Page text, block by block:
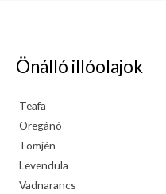
Önálló illóolajok
Teafa
Oregánó
Tömjén
Levendula
Vadnarancs